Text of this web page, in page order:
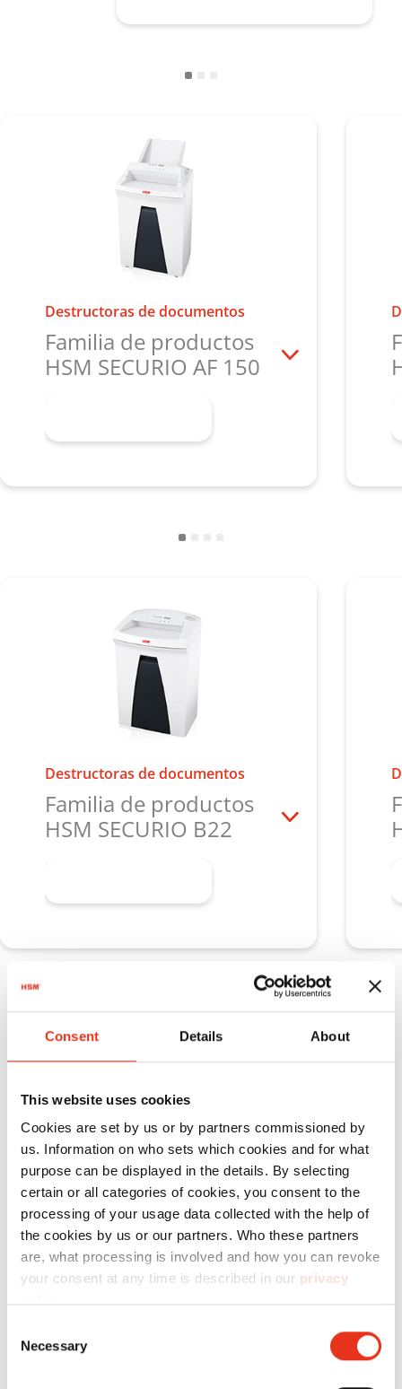
Consent Details About
This website uses cookies
Cookies are set by us or by partners commissioned by
us. Information on who sets which cookies and for what
purpose can be displayed in the details. By selecting
certain or all categories of cookies, you consent to the
processing of your usage data collected with the help of
the cookies by us or our partners. Who these partners
are, what processing is involved and how you can revoke
your consent at any time is described in our privacy
Selection
Necessary
Destructoras de documentos
Familia de productos
HSM SECURIO AF 150
Destructoras de documentos
Familia de productos
HSM SECURIO B22
Destructora de documentos HSM